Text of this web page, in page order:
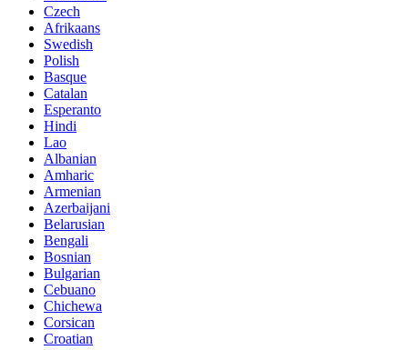
Czech
Afrikaans
Swedish
Polish
Basque
Catalan
Esperanto
Hindi
Lao
Albanian
Amharic
Armenian
Azerbaijani
Belarusian
Bengali
Bosnian
Bulgarian
Cebuano
Chichewa
Corsican
Croatian